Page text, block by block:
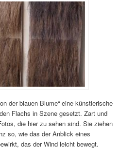
der blauen Blume“ eine künstlerische
Flachs in Szene gesetzt. Zart und
die hier zu sehen sind. Sie ziehen
so, wie das der Anblick eines
das der Wind leicht bewegt.